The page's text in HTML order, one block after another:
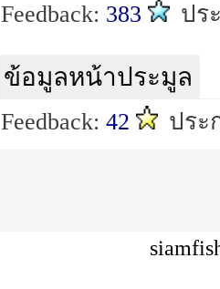
Feedback: 383 ปร
ข้อมูลหน้าประมูล
Feedback: 42 ปร